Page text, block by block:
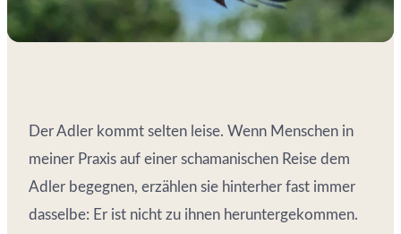
Der Adler kommt selten leise. Wenn Menschen in
meiner Praxis auf einer schamanischen Reise dem
Adler begegnen, erzählen sie hinterher fast immer
dasselbe: Er ist nicht zu ihnen heruntergekommen.